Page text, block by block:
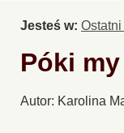
Jesteś w:
Póki
Autor: Karolina